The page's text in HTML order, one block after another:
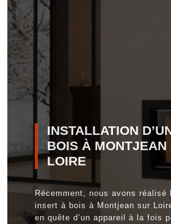
INSTALLATION
BOIS À MONTJEAN
LOIRE
Récemment, nous avons réalisé
insert à bois à Montjean sur
en quête d’un appareil à la fois